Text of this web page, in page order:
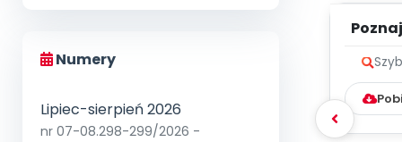
Numery
Lipiec-sierpień 2026
nr 07-08.298-299/2026 -